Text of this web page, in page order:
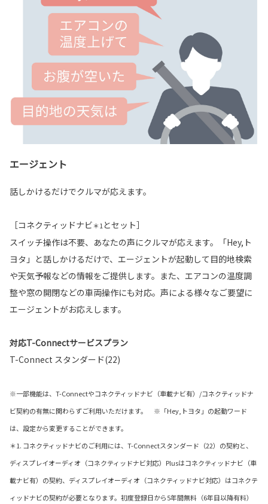
エージェント
話しかけるだけでクルマが応えます。
［コネクティッドナビ＊1とセット］
スイッチ操作は不要、あなたの声にクルマが応えます。「Hey,ト
ヨタ」と話しかけるだけで、エージェントが起動して目的地検索
や天気予報などの情報をご提供します。また、エアコンの温度調
整や窓の開閉などの車両操作にも対応。声による様々なご要望に
エージェントがお応えします。
対応T-Connectサービスプラン
T-Connect スタンダード(22)
※一部機能は、T-Connectやコネクティッドナビ（車載ナビ有）/コネクティッドナ
ビ契約の有無に関わらずご利用いただけます。 ※「Hey,トヨタ」の起動ワード
は、設定から変更することができます。
＊1. コネクティッドナビのご利用には、T-Connectスタンダード（22）の契約と、
ディスプレイオーディオ（コネクティッドナビ対応）Plusはコネクティッドナビ（車
載ナビ有）の契約、ディスプレイオーディオ（コネクティッドナビ対応）はコネクテ
ィッドナビの契約が必要となります。初度登録日から5年間無料（6年目以降有料）